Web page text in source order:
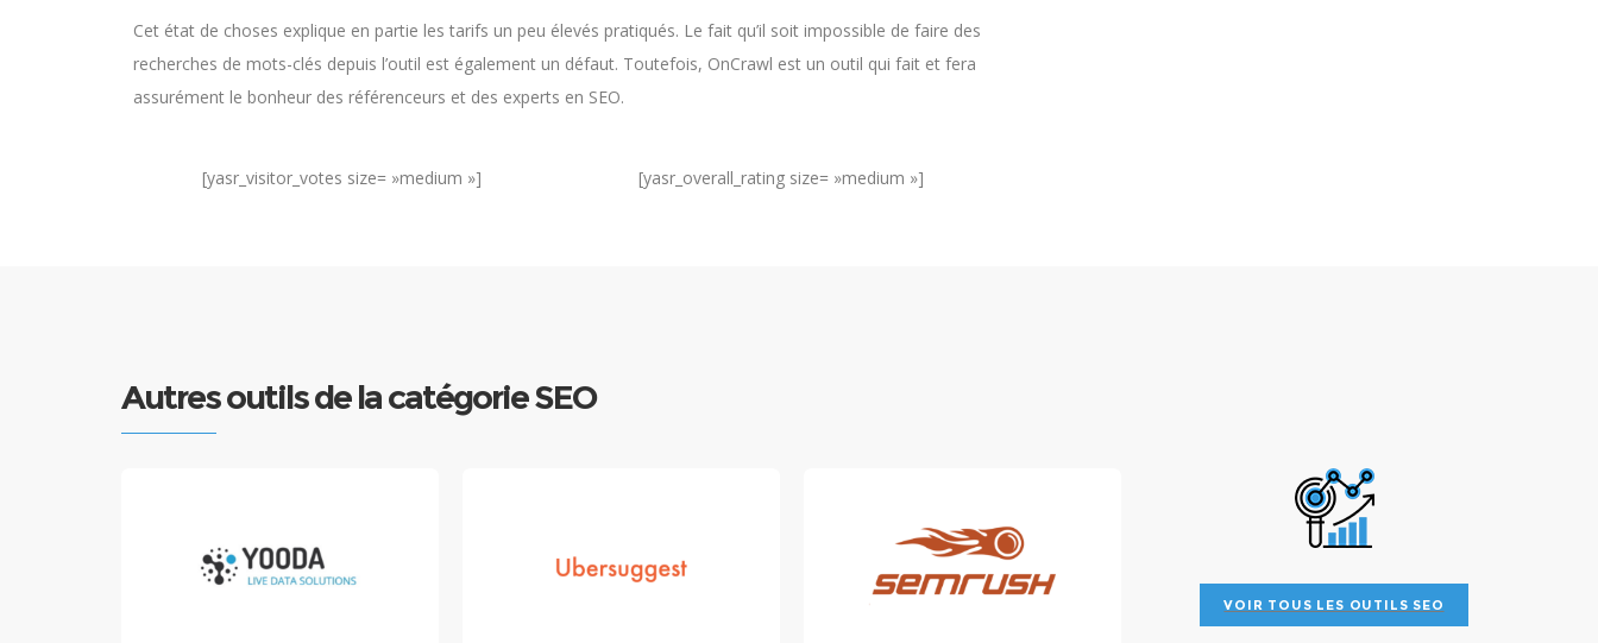
Cet état de choses explique en partie les tarifs un peu élevés pratiqués. Le fait qu’il soit impossible de faire des
recherches de mots-clés depuis l’outil est également un défaut. Toutefois, OnCrawl est un outil qui fait et fera
assurément le bonheur des référenceurs et des experts en SEO.
[yasr_visitor_votes size= »medium »] [yasr_overall_rating size= »medium »]
Autres outils de la catégorie SEO
VOIR TOUS LES OUTILS SEO